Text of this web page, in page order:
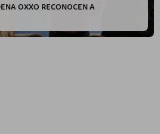
OXXO RECONOCEN A